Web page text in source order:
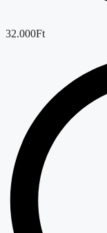
32.000Ft